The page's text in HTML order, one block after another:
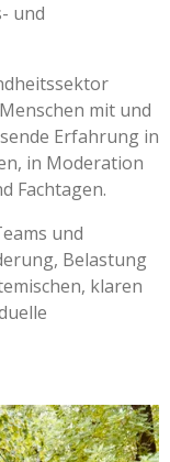
und
mit und
Erfahrung in
in Moderation
Fachtagen.
und
Belastung
klaren